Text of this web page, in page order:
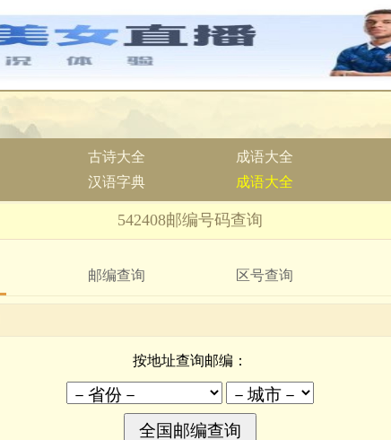
古诗大全 成语大全
汉语字典 成语大全
542408邮编号码查询
邮编查询 区号查询
按地址查询邮编：